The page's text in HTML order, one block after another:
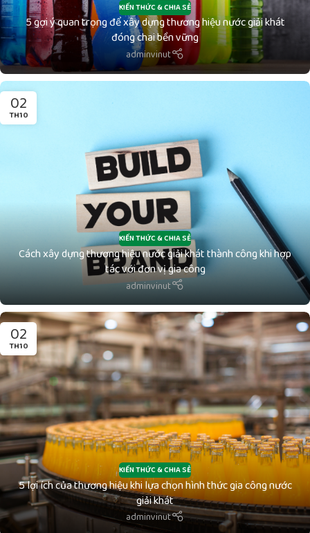
KIẾN THỨC & CHIA SẺ
5 gợi ý quan trọng để xây dựng thương hiệu nước giải khát
đóng chai bền vững
adminvinut
02
TH10
KIẾN THỨC & CHIA SẺ
Cách xây dựng thương hiệu nước giải khát thành công khi hợp
tác với đơn vị gia công
adminvinut
02
TH10
KIẾN THỨC & CHIA SẺ
5 lợi ích của thương hiệu khi lựa chọn hình thức gia công nước
giải khát
adminvinut